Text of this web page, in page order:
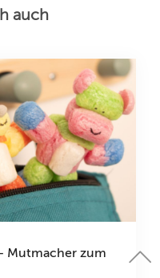
auch
Mutmacher zum